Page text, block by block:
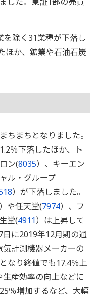
除く31業種が下落し
ほか、鉱業や石油石炭
ちまちとなりました。
％下落したほか、ト
ン(8035）、キーエン
ル・グループ
）が下落しました。
）や任天堂(7974）、フ
堂(4911）は上昇して
に2019年12月期の通
計測機器メーカーの
なり終値でも17.4％上
産効率の向上などに
％増加するなど、大幅